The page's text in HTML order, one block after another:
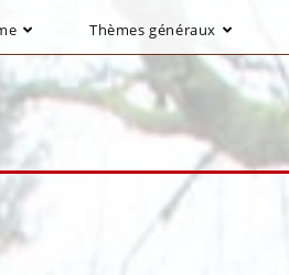
Thèmes généraux